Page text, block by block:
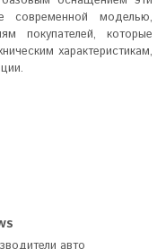
современной моделью,
покупателей, которые
характеристикам,